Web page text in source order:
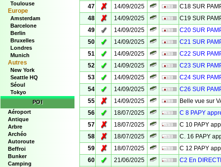
Toulouse
Europe
Amsterdam
Barcelone
Berlin
Bruxelles
Londres
Munich
Autres
New York
Seattle HQ
Séoul
Tokyo
POI
Aéroport
Antique
Arbre
Archéo
Autoroute
Beffroi
Bunker
Camping
47
✗ 14/09/2025
C18 SUR
48
✗ 14/09/2025
C19 SUR
49
✓ 14/09/2025
C20 SUR
50
✓ 14/09/2025
C21 SUR
51
✓ 14/09/2025
C22 SUR
52
✓ 14/09/2025
C23 SUR
53
✓ 14/09/2025
C24 SUR
54
✓ 14/09/2025
C26 SUR
55
✗ 14/09/2025
Belle vue sur
56
✓ 18/07/2025
C 8 PAPY
57
✗ 18/07/2025
C 10 PAPY
58
✗ 18/07/2025
C. 16 PAPY
59
✗ 18/07/2025
C 12 PAPY
60
✓ 21/06/2025
C2 En